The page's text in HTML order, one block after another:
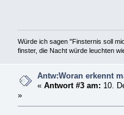
Würde ich sagen "Finsternis soll
finster, die Nacht würde leuchten
Antw:Woran erkennt
«Antwort #3 am: 10.
»